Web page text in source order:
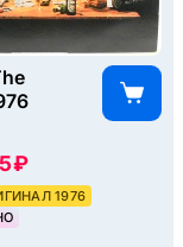
₽
1976